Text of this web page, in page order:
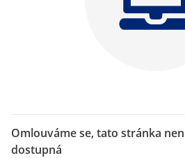
Omlouváme se, tato stránka
dostupná